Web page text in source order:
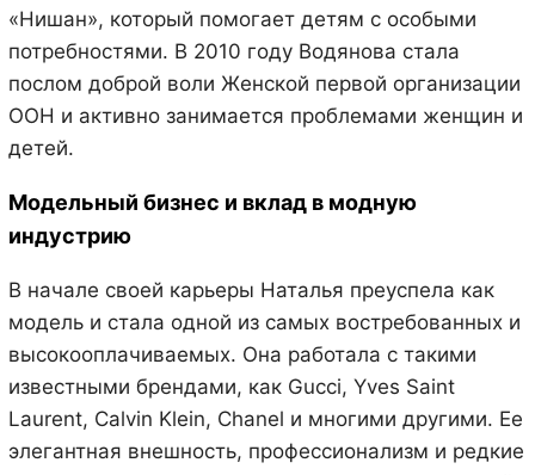
«Нишан», который помогает детям с особыми
потребностями. В 2010 году Водянова стала
послом доброй воли Женской первой организации
ООН и активно занимается проблемами женщин и
детей.
Модельный бизнес и вклад в модную
индустрию
В начале своей карьеры Наталья преуспела как
модель и стала одной из самых востребованных и
высокооплачиваемых. Она работала с такими
известными брендами, как Gucci, Yves Saint
Laurent, Calvin Klein, Chanel и многими другими. Ее
элегантная внешность, профессионализм и редкие